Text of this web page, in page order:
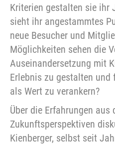
Kriterien gestalten sie ihr
sieht ihr angestammtes
neue Besucher und
Möglichkeiten sehen die
Auseinandersetzung mit
Erlebnis zu gestalten und
als Wert zu verankern?
Über die Erfahrungen
Zukunftsperspektiven
Kienberger, selbst seit